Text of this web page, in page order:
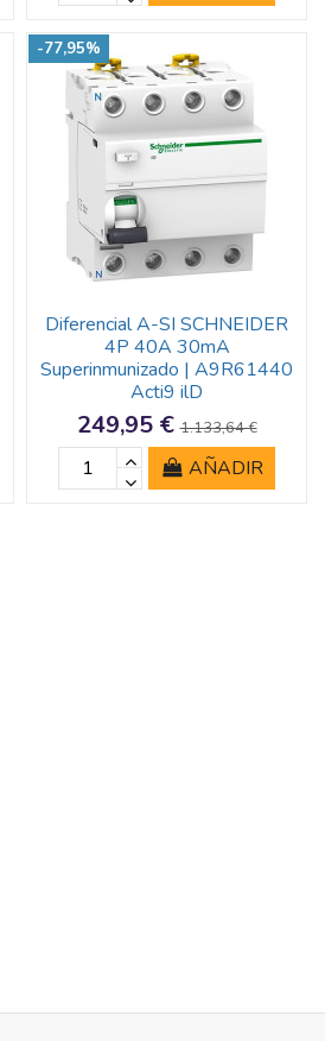
-77,95%
Diferencial A-SI SCHNEIDER
4P 40A 30mA
Superinmunizado | A9R61440
Acti9 ilD
249,95 €1.133,64 €
AÑADIR